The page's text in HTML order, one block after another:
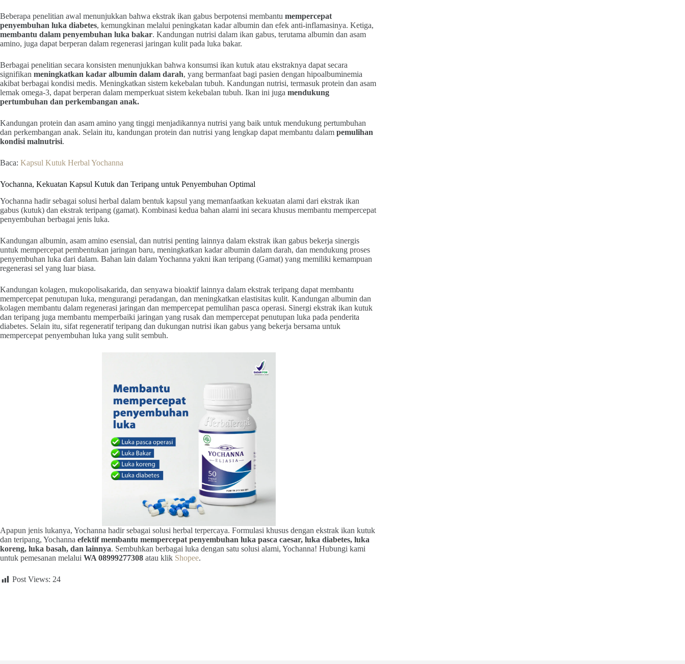
Beberapa penelitian awal menunjukkan bahwa ekstrak ikan gabus berpotensi membantu mempercepat
penyembuhan luka diabetes, kemungkinan melalui peningkatan kadar albumin dan efek anti-inflamasinya. Ketiga,
membantu dalam penyembuhan luka bakar. Kandungan nutrisi dalam ikan gabus, terutama albumin dan asam
amino, juga dapat berperan dalam regenerasi jaringan kulit pada luka bakar.
Berbagai penelitian secara konsisten menunjukkan bahwa konsumsi ikan kutuk atau ekstraknya dapat secara
signifikan meningkatkan kadar albumin dalam darah, yang bermanfaat bagi pasien dengan hipoalbuminemia
akibat berbagai kondisi medis. Meningkatkan sistem kekebalan tubuh. Kandungan nutrisi, termasuk protein dan asam
lemak omega-3, dapat berperan dalam memperkuat sistem kekebalan tubuh. Ikan ini juga mendukung
pertumbuhan dan perkembangan anak.
Kandungan protein dan asam amino yang tinggi menjadikannya nutrisi yang baik untuk mendukung pertumbuhan
dan perkembangan anak. Selain itu, kandungan protein dan nutrisi yang lengkap dapat membantu dalam pemulihan
kondisi malnutrisi.
Baca: Kapsul Kutuk Herbal Yochanna
Yochanna, Kekuatan Kapsul Kutuk dan Teripang untuk Penyembuhan Optimal
Yochanna hadir sebagai solusi herbal dalam bentuk kapsul yang memanfaatkan kekuatan alami dari ekstrak ikan
gabus (kutuk) dan ekstrak teripang (gamat). Kombinasi kedua bahan alami ini secara khusus membantu mempercepat
penyembuhan berbagai jenis luka.
Kandungan albumin, asam amino esensial, dan nutrisi penting lainnya dalam ekstrak ikan gabus bekerja sinergis
untuk mempercepat pembentukan jaringan baru, meningkatkan kadar albumin dalam darah, dan mendukung proses
penyembuhan luka dari dalam. Bahan lain dalam Yochanna yakni ikan teripang (Gamat) yang memiliki kemampuan
regenerasi sel yang luar biasa.
Kandungan kolagen, mukopolisakarida, dan senyawa bioaktif lainnya dalam ekstrak teripang dapat membantu
mempercepat penutupan luka, mengurangi peradangan, dan meningkatkan elastisitas kulit. Kandungan albumin dan
kolagen membantu dalam regenerasi jaringan dan mempercepat pemulihan pasca operasi. Sinergi ekstrak ikan kutuk
dan teripang juga membantu memperbaiki jaringan yang rusak dan mempercepat penutupan luka pada penderita
diabetes. Selain itu, sifat regeneratif teripang dan dukungan nutrisi ikan gabus yang bekerja bersama untuk
mempercepat penyembuhan luka yang sulit sembuh.
Apapun jenis lukanya, Yochanna hadir sebagai solusi herbal terpercaya. Formulasi khusus dengan ekstrak ikan kutuk
dan teripang, Yochanna efektif membantu mempercepat penyembuhan luka pasca caesar, luka diabetes, luka
koreng, luka basah, dan lainnya. Sembuhkan berbagai luka dengan satu solusi alami, Yochanna! Hubungi kami
untuk pemesanan melalui WA 08999277308 atau klik Shopee.
Post Views: 24